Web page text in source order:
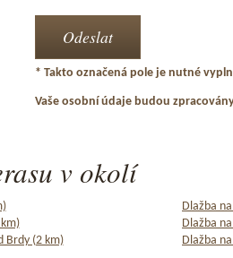
* Takto označená pole je nutné
Vaše osobní údaje budou
v okolí
Dlažba
Dlažba
Brdy (2 km)
Dlažba